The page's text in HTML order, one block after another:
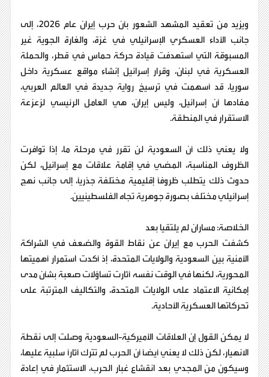
ويزيد من تعقيد المشهد الشعور بأن حرب إيران عام 2026، إلى
جانب الأداء العسكري الإسرائيلي في غزة، والغارة الجوية غير
المسبوقة التي استهدفت قيادة حركة حماس في قطر، والحملة
العسكرية في لبنان، وقرار إسرائيل إنشاء مواقع عسكرية داخل
سوريا، قد أسهمت في ترسيخ رواية جديدة في العالم العربي،
مفادها أن إسرائيل، وليس إيران، هي العامل الرئيسي لزعزعة
الاستقرار في المنطقة.
ولا يعني ذلك أن السعودية لن تقرر في مرحلة ما، إذا توافرت
الظروف المناسبة، المضي في إقامة علاقات مع إسرائيل، لكن
حدوث ذلك يتطلب ظروفًا إقليمية مختلفة جذريًا، إلى جانب نهج
إسرائيلي مختلف بصورة جوهرية تجاه الفلسطينيين.
الخلاصة: مساران لم يلتقيا بعد
كشفت الحرب مع إيران عن نقاط القوة والضعف في الشراكة
الأمنية بين السعودية والولايات المتحدة، إذ أكدت استمرار أهميتها
المحورية، لكنها في الوقت نفسه أثارت تساؤلات صعبة بشأن مدى
إمكانية الاعتماد على الولايات المتحدة، والتكاليف المترتبة على
تحركاتها العسكرية الأحادية.
لا يمكن القول إن العلاقات الأميركية-السعودية وصلت إلى نقطة
الانهيار، لكن ذلك لا يعني أيضًا أن الحرب لم تترك آثارًا سلبية عليها،
وسيكون من المجدي بعد انقشاع غبار الحرب، الاستثمار في إعادة